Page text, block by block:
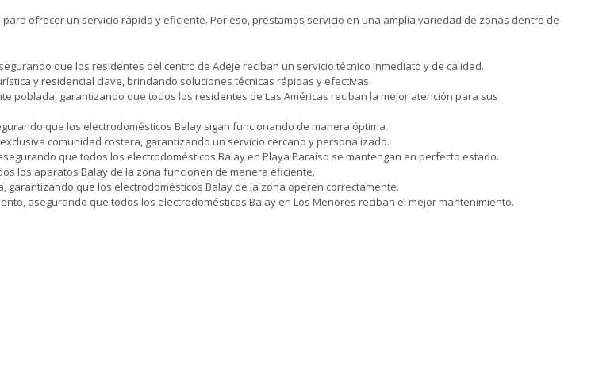
ofrecer un servicio rápido y eficiente. Por eso, prestamos servicio en una amplia variedad de zonas dentro de
que los residentes del centro de Adeje reciban un servicio técnico inmediato y de calidad.
y residencial clave, brindando soluciones técnicas rápidas y efectivas.
poblada, garantizando que todos los residentes de Las Américas reciban la mejor atención para sus
que los electrodomésticos Balay sigan funcionando de manera óptima.
comunidad costera, garantizando un servicio cercano y personalizado.
que todos los electrodomésticos Balay en Playa Paraíso se mantengan en perfecto estado.
los aparatos Balay de la zona funcionen de manera eficiente.
que los electrodomésticos Balay de la zona operen correctamente.
asegurando que todos los electrodomésticos Balay en Los Menores reciban el mejor mantenimiento.